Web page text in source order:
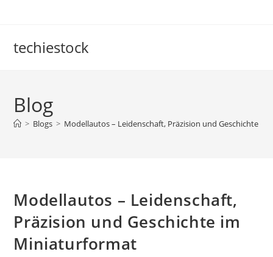
techiestock
Blog
> Blogs > Modellautos – Leidenschaft, Präzision und Geschichte
Modellautos – Leidenschaft,
Präzision und Geschichte im
Miniaturformat